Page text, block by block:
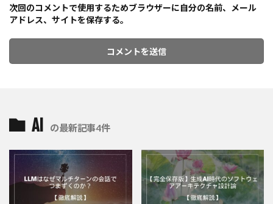
次回のコメントで使用するためブラウザーに自分の名前、メール
アドレス、サイトを保存する。
AI の最新記事4件